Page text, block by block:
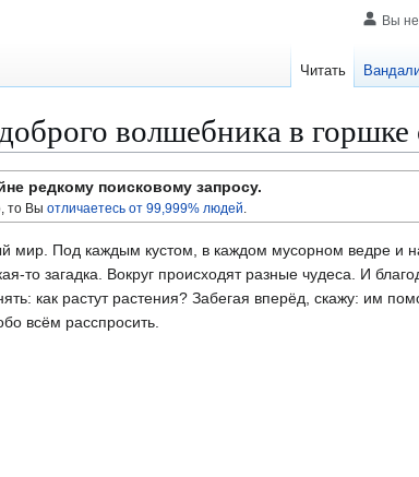
волшебника в горшке
редкому поисковому запросу.
то Вы отличаетесь от 99,999% людей
мир. Под каждым кустом, в каждом мусорном ведре и
то загадка. Вокруг происходят разные чудеса. И
как растут растения? Забегая вперёд, скажу: им
всём расспросить.
Вы
Читать